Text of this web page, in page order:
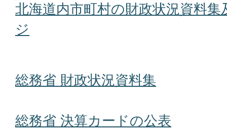
北海道内市町村の財政状況資料
ジ
総務省 財政状況資料集
総務省 決算カードの公表